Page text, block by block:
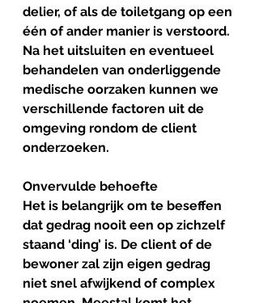
delier, of als de toiletgang op een
één of ander manier is verstoord.
Na het uitsluiten en eventueel
behandelen van onderliggende
medische oorzaken kunnen we
verschillende factoren uit de
omgeving rondom de client
onderzoeken.
Onvervulde behoefte
Het is belangrijk om te beseffen
dat gedrag nooit een op zichzelf
staand ‘ding’ is. De client of de
bewoner zal zijn eigen gedrag
niet snel afwijkend of complex